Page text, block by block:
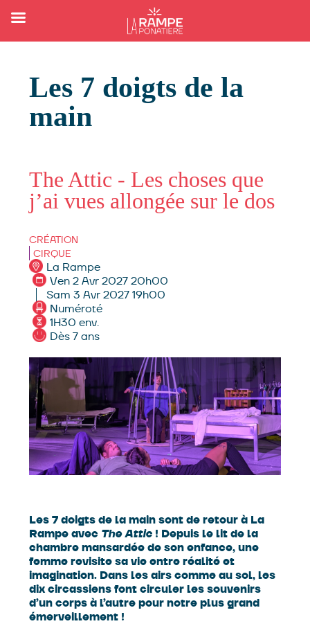
Les 7 doigts de la
main
The Attic - Les choses que
j’ai vues allongée sur le dos
CRÉATION
CIRQUE
La Rampe
Ven 2 Avr 2027 20h00
Sam 3 Avr 2027 19h00
Numéroté
1H30 env.
Dès 7 ans
Les 7 doigts de la main sont de retour à La
Rampe avec The Attic ! Depuis le lit de la
chambre mansardée de son enfance, une
femme revisite sa vie entre réalité et
imagination. Dans les airs comme au sol, les
dix circassiens font circuler les souvenirs
d’un corps à l’autre pour notre plus grand
émerveillement !